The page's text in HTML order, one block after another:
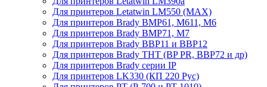
Для принтеров Letatwin LM550 (MAX)
Для принтеров Brady BMP61, M611, M6
Для принтеров Brady BMP71, M7
Для принтеров Brady BBP11 и BBP12
Для принтеров Brady THT (BP PR, BBP72 и др)
Для принтеров Brady серии IP
Для принтеров LK330 (КП 220 Рус)